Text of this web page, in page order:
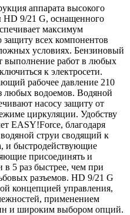
аппарата высокого
HD 9/21 G, оснащенного
максимум
всех компонентов
условиях. Бензиновый
выполнение работ в любых
к электросети.
рабочее давление 210
любых водоемов. Водяной
насосу защиту от
циркуляции. Удобству
EASY!Force, благодаря
струи сводящий к
и быстродействующие
присоединять и
в 5 раз быстрее, чем при
разъемов. HD 9/21 G
концепцией управления,
применением
и широким выбором опций.